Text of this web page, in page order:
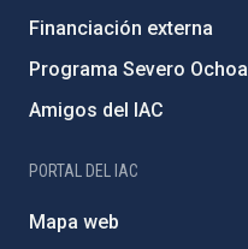
Financiación externa
Programa Severo Ochoa
Amigos del IAC
PORTAL DEL IAC
Mapa web